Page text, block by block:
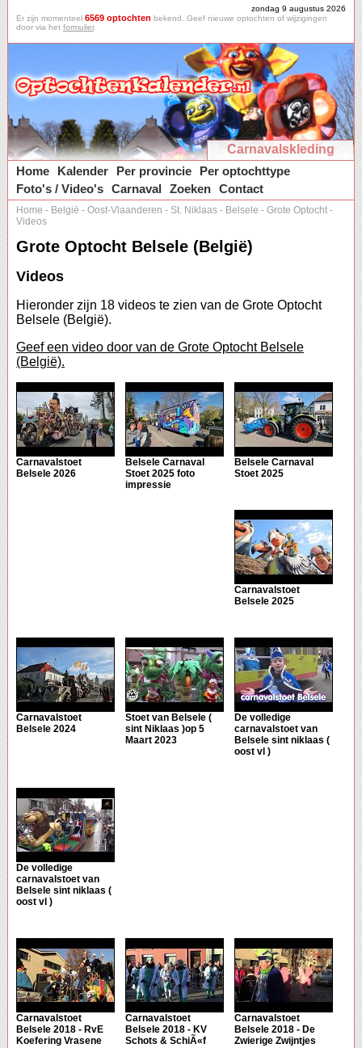
zondag 9 augustus 2026
Er zijn momenteel 6569 optochten bekend. Geef nieuwe optochten of wijzigingen
door via het formulier.
Carnavalskleding
Home
Kalender Per provincie
Per optochttype
Foto's / Video's Carnaval Zoeken Contact
Home - België - Oost-Vlaanderen - St. Niklaas - Belsele - Grote Optocht -
Videos
Grote Optocht Belsele (België)
Videos
Hieronder zijn 18 videos te zien van de Grote Optocht
Belsele (België).
Geef een video door van de Grote Optocht Belsele
(België).
Carnavalstoet
Belsele 2026
Belsele Carnaval
Stoet 2025 foto
impressie
Belsele Carnaval
Stoet 2025
Carnavalstoet
Belsele 2025
Carnavalstoet
Belsele 2024
Stoet van Belsele (
sint Niklaas )op 5
Maart 2023
De volledige
carnavalstoet van
Belsele sint niklaas (
oost vl )
De volledige
carnavalstoet van
Belsele sint niklaas (
oost vl )
Carnavalstoet
Belsele 2018 - RvE
Koefering Vrasene
Carnavalstoet
Belsele 2018 - KV
Schots & SchiÃ«f
Carnavalstoet
Belsele 2018 - De
Zwierige Zwijntjes